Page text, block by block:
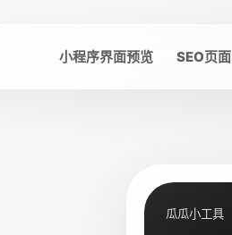
小程序界面预览 SEO页面
瓜瓜小工具